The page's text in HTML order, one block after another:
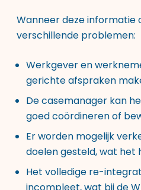
Wanneer deze
verschillende problemen:
Werkgever en
gerichte afspraken
De casemanager kan
goed coördineren of
Er worden mogelijk
doelen gesteld, wat het
Het volledige re-